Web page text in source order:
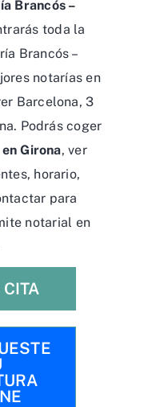
Brancós –
toda la
Brancós –
notarías en
Barcelona, 3
Podrás coger
Girona, ver
horario,
para
notarial en